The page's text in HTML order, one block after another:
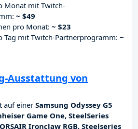
Monat mit Twitch-
~ $49
pro Monat: ~ $23
Tag mit Twitch-Partnerprogramm: ~
Ausstattung von
auf einer Samsung Odyssey G5
Game One, SteelSeries
Ironclaw RGB, Steelseries